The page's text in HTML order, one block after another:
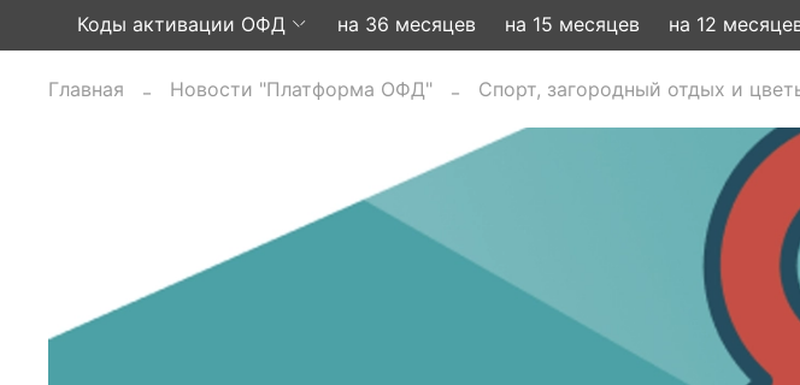
Коды активации ОФД на 36 месяцев на 15 месяцев на 12
Главная Новости "Платформа ОФД" Спорт, загородный отдых и